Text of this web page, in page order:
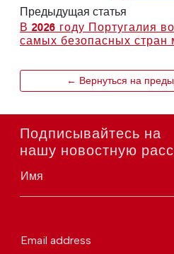
Предыдущая статья
В 2026 году Португалия
самых безопасных стран
← Вернуться на
Подписывайтесь на
нашу новостную
Имя
Email address